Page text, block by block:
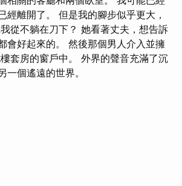
經離開了。 但是我的腳步似乎更大，
從不躺在刀下？ 她看著丈夫，想告訴
會好起來的。 然後那個男人介入並擁
套房的窗戶中。 外界的聲音充滿了沉
一個遙遠的世界。